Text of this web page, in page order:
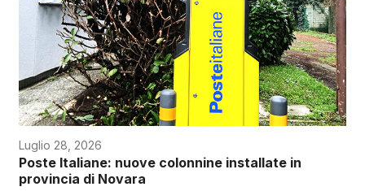
Luglio 28, 2026
Poste Italiane: nuove colonnine installate in
provincia di Novara